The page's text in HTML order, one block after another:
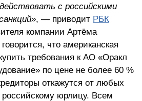
с российскими
, — приводит РБК
компании Артёма
что американская
требования к АО «Оракл
по цене не более 60 %
откажутся от любых
российскому юрлицу. Всем